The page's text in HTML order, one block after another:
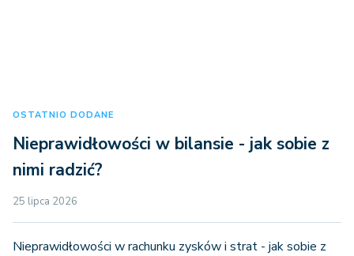
OSTATNIO DODANE
Nieprawidłowości w bilansie - jak sobie z
nimi radzić?
25 lipca 2026
Nieprawidłowości w rachunku zysków i strat - jak sobie z